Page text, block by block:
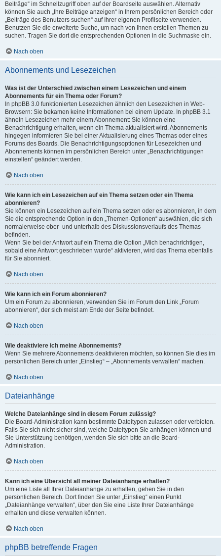
Beiträge“ im Schnellzugriff oben auf der Boardseite auswählen. Alternativ
können Sie auch „Ihre Beiträge anzeigen“ in Ihrem persönlichen Bereich oder
„Beiträge des Benutzers suchen“ auf Ihrer eigenen Profilseite verwenden.
Benutzen Sie die erweiterte Suche, um nach von Ihnen erstellen Themen zu
suchen. Tragen Sie dort die entsprechenden Optionen in die Suchmaske ein.
Nach oben
Abonnements und Lesezeichen
Was ist der Unterschied zwischen einem Lesezeichen und einem
Abonnements für ein Thema oder Forum?
In phpBB 3.0 funktionierten Lesezeichen ähnlich den Lesezeichen in Web-
Browsern: Sie bekamen keine Informationen bei einem Update. In phpBB 3.1
ähneln Lesezeichen mehr einem Abonnement: Sie können eine
Benachrichtigung erhalten, wenn ein Thema aktualisiert wird. Abonnements
hingegen informieren Sie bei einer Aktualisierung eines Themas oder eines
Forums des Boards. Die Benachrichtigungsoptionen für Lesezeichen und
Abonnements können im persönlichen Bereich unter „Benachrichtigungen
einstellen“ geändert werden.
Nach oben
Wie kann ich ein Lesezeichen auf ein Thema setzen oder ein Thema
abonnieren?
Sie können ein Lesezeichen auf ein Thema setzen oder es abonnieren, in dem
Sie die entsprechende Option in den „Themen-Optionen“ auswählen, die sich
normalerweise ober- und unterhalb des Diskussionsverlaufs des Themas
befinden.
Wenn Sie bei der Antwort auf ein Thema die Option „Mich benachrichtigen,
sobald eine Antwort geschrieben wurde“ aktivieren, wird das Thema ebenfalls
für Sie abonniert.
Nach oben
Wie kann ich ein Forum abonnieren?
Um ein Forum zu abonnieren, verwenden Sie im Forum den Link „Forum
abonnieren“, der sich meist am Ende der Seite befindet.
Nach oben
Wie deaktiviere ich meine Abonnements?
Wenn Sie mehrere Abonnements deaktivieren möchten, so können Sie dies im
persönlichen Bereich unter „Einstieg“ – „Abonnements verwalten“ machen.
Nach oben
Dateianhänge
Welche Dateianhänge sind in diesem Forum zulässig?
Die Board-Administration kann bestimmte Dateitypen zulassen oder verbieten.
Falls Sie sich nicht sicher sind, welche Dateitypen Sie anhängen können und
Sie Unterstützung benötigen, wenden Sie sich bitte an die Board-
Administration.
Nach oben
Kann ich eine Übersicht all meiner Dateianhänge erhalten?
Um eine Liste all Ihrer Dateianhänge zu erhalten, gehen Sie in den
persönlichen Bereich. Dort finden Sie unter „Einstieg“ einen Punkt
„Dateianhänge verwalten“, über den Sie eine Liste Ihrer Dateianhänge
erhalten und diese verwalten können.
Nach oben
phpBB betreffende Fragen